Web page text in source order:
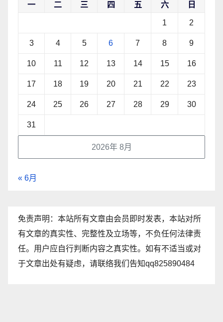
2026年 8月
一 二 三 四 五 六 日
1 2
3 4 5 6 7 8 9
10 11 12 13 14 15 16
17 18 19 20 21 22 23
24 25 26 27 28 29 30
31
« 6月
免责声明：本站所有文章由会员即时发表，本站对所
有文章的真实性、完整性及立场等，不负任何法律责
任。用户应自行判断内容之真实性。如有不适当或对
于文章出处有疑虑，请联络我们告知qq825890484